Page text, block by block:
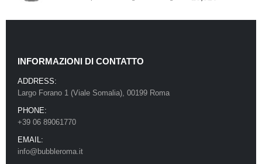
INFORMAZIONI DI CONTATTO
ADDRESS:
Largo Forano 1 (Viale Somalia), 00199 Roma
PHONE:
+39 06 89061770
EMAIL:
info@bubbleroma.it